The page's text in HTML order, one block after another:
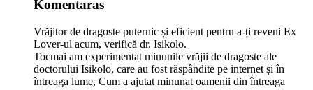
Komentaras
Vrăjitor de dragoste puternic și eficient pentru a-ți reveni Ex
Lover-ul acum, verifică dr. Isikolo.
Tocmai am experimentat minunile vrăjii de dragoste ale
doctorului Isikolo, care au fost răspândite pe internet și în
întreaga lume, Cum a ajutat minunat oamenii din întreaga